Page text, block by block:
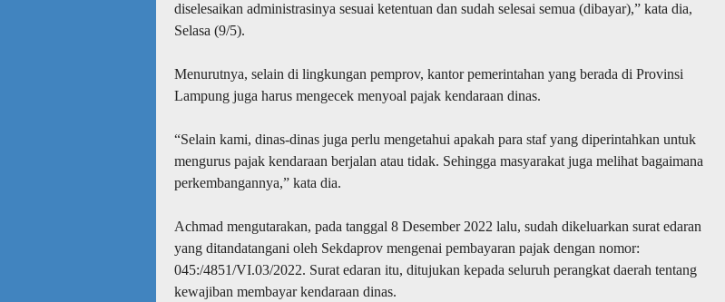
diselesaikan administrasinya sesuai ketentuan dan sudah selesai semua (dibayar),” kata dia,
Selasa (9/5).
Menurutnya, selain di lingkungan pemprov, kantor pemerintahan yang berada di Provinsi
Lampung juga harus mengecek menyoal pajak kendaraan dinas.
“Selain kami, dinas-dinas juga perlu mengetahui apakah para staf yang diperintahkan untuk
mengurus pajak kendaraan berjalan atau tidak. Sehingga masyarakat juga melihat bagaimana
perkembangannya,” kata dia.
Achmad mengutarakan, pada tanggal 8 Desember 2022 lalu, sudah dikeluarkan surat edaran
yang ditandatangani oleh Sekdaprov mengenai pembayaran pajak dengan nomor:
045:/4851/VI.03/2022. Surat edaran itu, ditujukan kepada seluruh perangkat daerah tentang
kewajiban membayar kendaraan dinas.